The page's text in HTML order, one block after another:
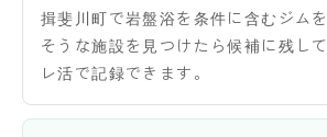
揖斐川町で岩盤浴を条件に含むジム
そうな施設を見つけたら候補に残し
レ活で記録できます。